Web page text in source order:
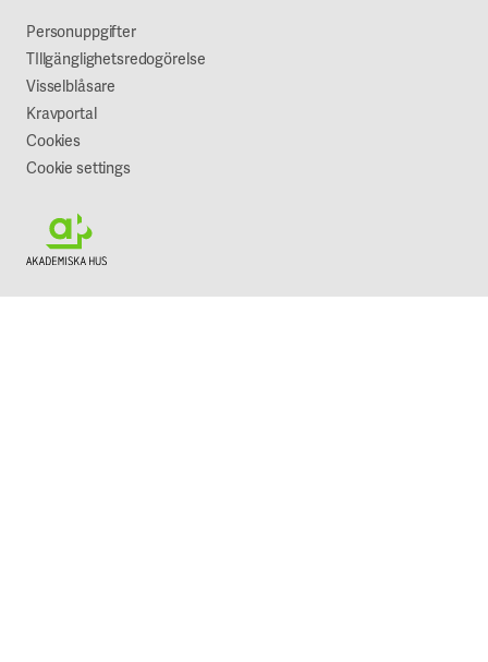
Vår syn på hållbarhet
Personuppgifter
TIllgänglighetsredogörelse
Visselblåsare
Kravportal
Cookies
Cookie settings